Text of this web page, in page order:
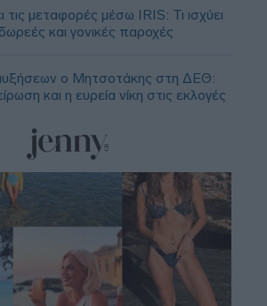
μεταφορές μέσω IRIS: Τι ισχύει
δωρεές και γονικές παροχές
ο Μητσοτάκης στη ΔΕΘ:
και η ευρεία νίκη στις εκλογές